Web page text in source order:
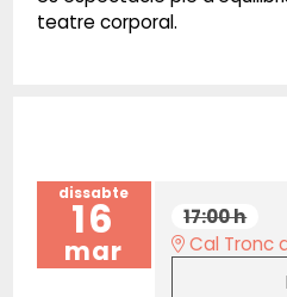
teatre corporal.
dissabte
16
mar
17:00 h
Cal Tronc